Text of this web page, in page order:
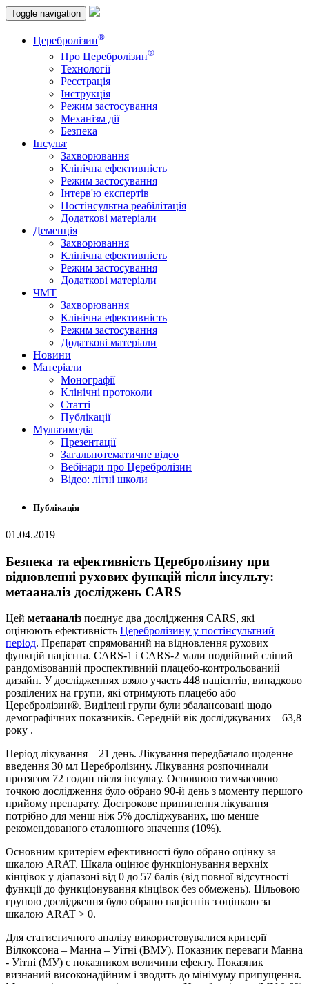
Toggle navigation
Церебролізин®
Про Церебролізин®
Технології
Реєстрація
Інструкція
Режим застосування
Механізм дії
Безпека
Інсульт
Захворювання
Клінічна ефективність
Режим застосування
Інтерв'ю експертів
Постінсультна реабілітація
Додаткові матеріали
Деменція
Захворювання
Клінічна ефективність
Режим застосування
Додаткові матеріали
ЧМТ
Захворювання
Клінічна ефективність
Режим застосування
Додаткові матеріали
Новини
Матеріали
Монографії
Клінічні протоколи
Статті
Публікації
Мультимедіа
Презентації
Загальнотематичне відео
Вебінари про Церебролізин
Відео: літні школи
Публікація
01.04.2019
Безпека та ефективність Церебролізину при
відновленні рухових функцій після інсульту:
метааналіз досліджень CARS
Цей метааналіз поєднує два дослідження CARS, які
оцінюють ефективність Церебролізину у постінсультний
період. Препарат спрямований на відновлення рухових
функцій пацієнта. CARS-1 і CARS-2 мали подвійний сліпий
рандомізований проспективний плацебо-контрольований
дизайн. У дослідженнях взяло участь 448 пацієнтів, випадково
розділених на групи, які отримують плацебо або
Церебролізин®. Виділені групи були збалансовані щодо
демографічних показників. Середній вік досліджуваних – 63,8
року .
Період лікування – 21 день. Лікування передбачало щоденне
введення 30 мл Церебролізину. Лікування розпочинали
протягом 72 годин після інсульту. Основною тимчасовою
точкою дослідження було обрано 90-й день з моменту першого
прийому препарату. Дострокове припинення лікування
потрібно для менш ніж 5% досліджуваних, що менше
рекомендованого еталонного значення (10%).
Основним критерієм ефективності було обрано оцінку за
шкалою ARAT. Шкала оцінює функціонування верхніх
кінцівок у діапазоні від 0 до 57 балів (від повної відсутності
функції до функціонування кінцівок без обмежень). Цільовою
групою дослідження було обрано пацієнтів з оцінкою за
шкалою ARAT > 0.
Для статистичного аналізу використовувалися критерії
Вілкоксона – Манна – Уітні (ВМУ). Показник переваги Манна
- Уітні (МУ) є показником величини ефекту. Показник
визнаний високонадійним і зводить до мінімуму припущення.